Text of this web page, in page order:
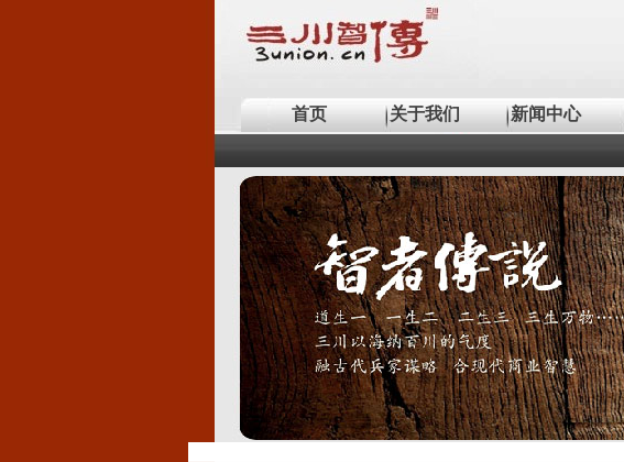
首页 关于我们 新闻中心